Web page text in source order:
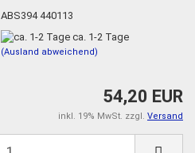
ABS394 440113
ca. 1-2 Tage
(Ausland abweichend)
54,20 EUR
inkl. 19% MwSt. zzgl. Versand